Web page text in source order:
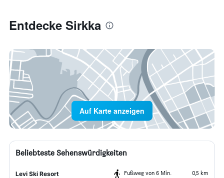
Entdecke Sirkka
Auf Karte anzeigen
Beliebteste Sehenswürdigkeiten
Levi Ski Resort Fußweg von 6 Min. 0,5 km